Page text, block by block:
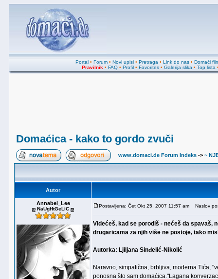
Portal• Forum• Novi upisi• Pretraga • Link do nas• Domaći
Pravilnik • FAQ • Profil • Favorites • Galerija slika • Top lista
Domaćica - kako to gordo zvuči
www.domaci.de Forum Indeks -> ~
Autor
Annabel_Lee
ஐ NaUgHtGeLiC ஐ
Postavljena: Čet Okt 25, 2007 11:57 am Naslov
Videćeš, kad se porodiš - nećeš da spavaš,
drugaricama za njih više ne postoje, tako
Autorka: Ljiljana Sinđelić-Nikolić
Naravno, simpatična, brbljiva, moderna Tića,
ponosna što sam domaćica."Lagana